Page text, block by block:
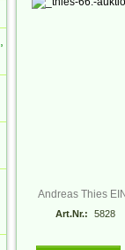
Andreas Thies
Art.Nr.: 5828